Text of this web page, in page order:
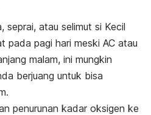
seprai, atau selimut si Kecil
pada pagi hari meski AC atau
malam, ini mungkin
berjuang untuk bisa
penurunan kadar oksigen ke